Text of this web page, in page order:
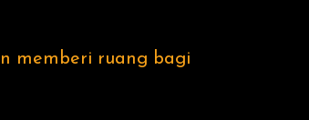
memberi ruang bagi